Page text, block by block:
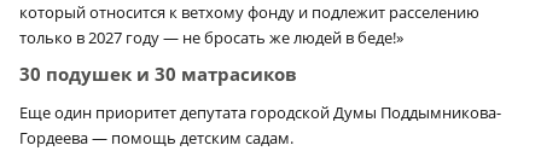
который относится к ветхому фонду и подлежит расселению
только в 2027 году — не бросать же людей в беде!»
30 подушек и 30 матрасиков
Еще один приоритет депутата городской Думы Поддымникова-
Гордеева — помощь детским садам.